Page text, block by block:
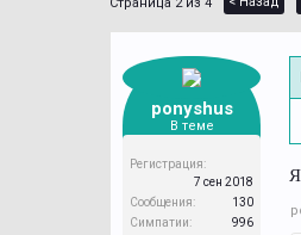
ponyshus
В теме
Регистрация:
7 сен 2018
Сообщения:
130
Симпатии:
996